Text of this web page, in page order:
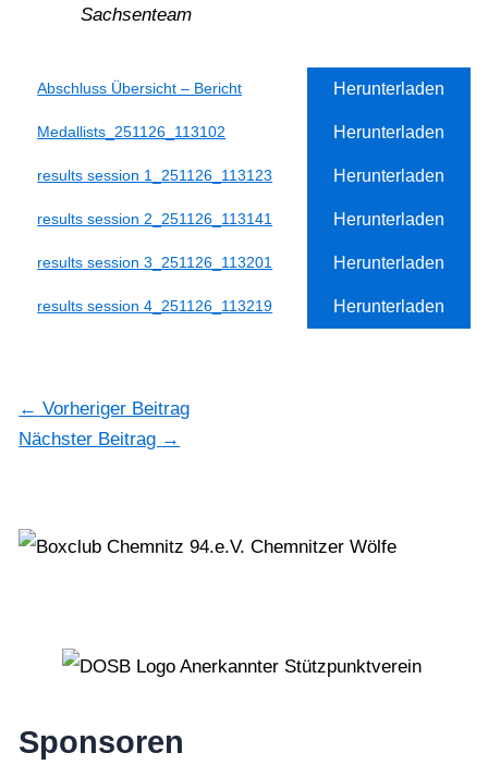
Sponsoren
Sachsenteam
Abschluss Übersicht – Bericht Herunterladen
Medallists_251126_113102 Herunterladen
results session 1_251126_113123 Herunterladen
results session 2_251126_113141 Herunterladen
results session 3_251126_113201 Herunterladen
results session 4_251126_113219 Herunterladen
← Vorheriger Beitrag
Nächster Beitrag →